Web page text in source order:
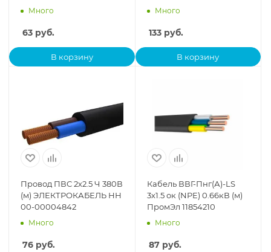
Много
63 руб.
В корзину
160305
Много
133руб.
В корзину
Провод ПВС 2х2.5 Ч 380В
(м) ЭЛЕКТРОКАБЕЛЬ НН
00-00004842
Много
76 руб.
Кабель ВВГ-Пнг(А)-LS
3х1.5 ок (NPE) 0.66кВ (м)
ПромЭл 11854210
Много
87руб.